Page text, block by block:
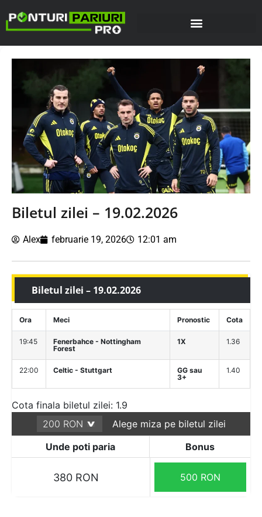
Biletul zilei – 19.02.2026
Alex februarie 19, 2026 12:01 am
Biletul zilei – 19.02.2026
Ora Meci Pronostic Cota
19:45
Fenerbahce - Nottingham
Forest
1X 1.36
22:00 Celtic - Stuttgart
GG sau
3+
1.40
Cota finala biletul zilei: 1.9
Alege miza pe biletul zilei
Unde poti paria
Bonus
380 RON 500 RON